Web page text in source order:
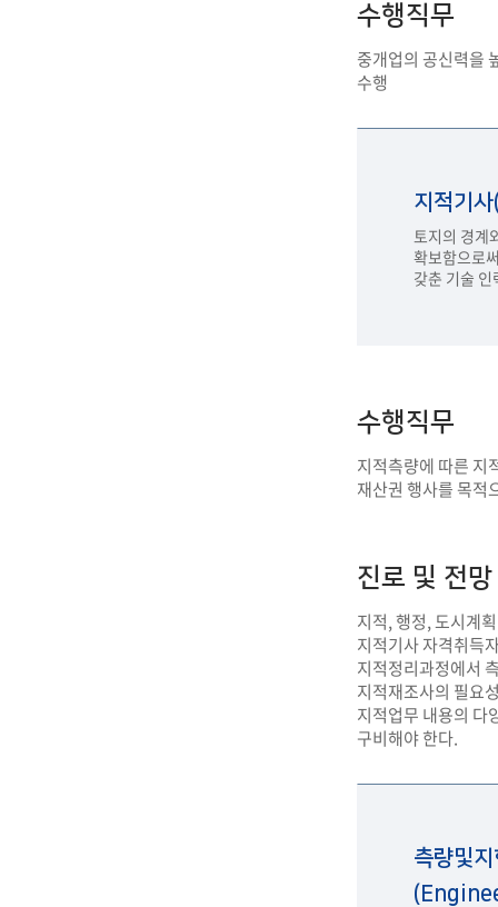
수행직무
중개업의 공신력을
수행
지적기
토지의 경계
확보함으로
갖춘 기술
수행직무
지적측량에 따른 지
재산권 행사를 목적
진로 및 전망
지적, 행정, 도시계
지적기사 자격취득
지적정리과정에서
지적재조사의 필요
지적업무 내용의 다
구비해야 한다.
측량및